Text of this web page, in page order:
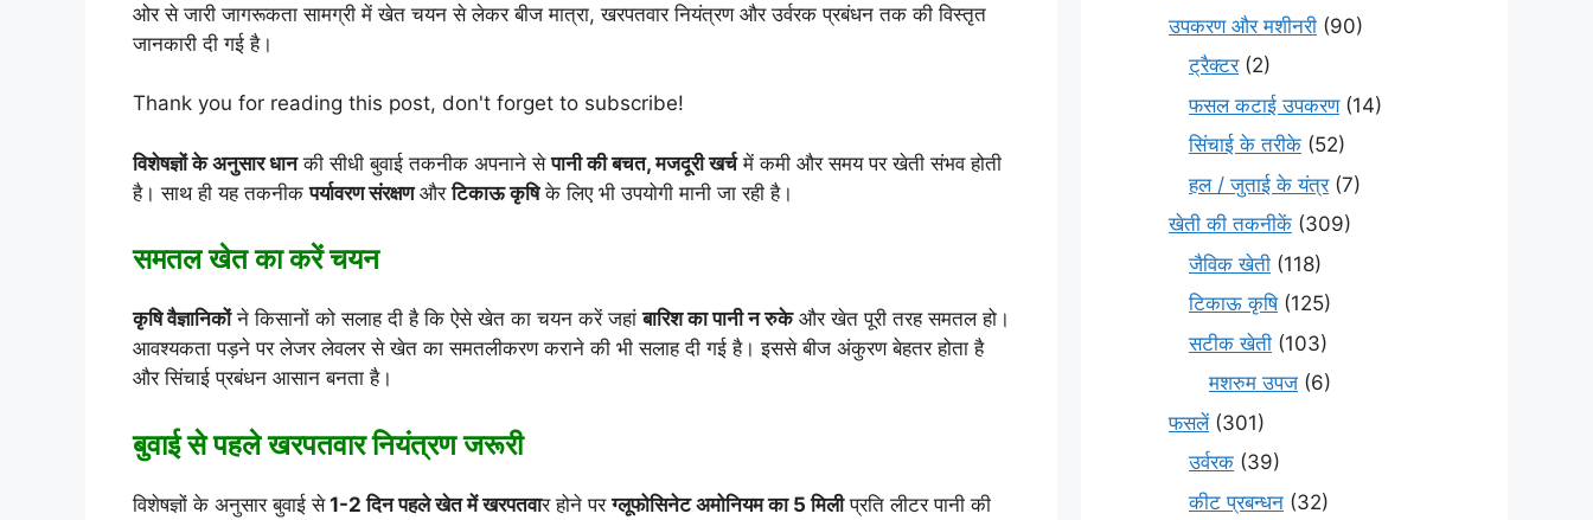
ओर से जारी जागरूकता सामग्री में खेत चयन से लेकर बीज मात्रा, खरपतवार नियंत्रण और उर्वरक प्रबंधन तक की विस्तृत
जानकारी दी गई है।
Thank you for reading this post, don't forget to subscribe!
विशेषज्ञों के अनुसार धानकी सीधी बुवाई तकनीक अपनाने सेपानी की बचत, मजदूरी खर्चमें कमी और समय पर खेती संभव होती
है। साथ ही यह तकनीकपर्यावरण संरक्षणऔरटिकाऊ कृषिके लिए भी उपयोगी मानी जा रही है।
समतल खेत का करें चयन
कृषि वैज्ञानिकोंने किसानों को सलाह दी है कि ऐसे खेत का चयन करें जहांबारिश का पानी न रुकेऔर खेत पूरी तरह समतल हो।
आवश्यकता पड़ने पर लेजर लेवलर से खेत का समतलीकरण कराने की भी सलाह दी गई है। इससे बीज अंकुरण बेहतर होता है
और सिंचाई प्रबंधन आसान बनता है।
बुवाई से पहले खरपतवार नियंत्रण जरूरी
विशेषज्ञों के अनुसार बुवाई से1-2 दिन पहले खेत में खरपतवार होने परग्लूफोसिनेट अमोनियम का 5 मिलीप्रति लीटर पानी की
उपकरण और मशीनरी (90)
ट्रैक्टर(2)
फसल कटाई उपकरण(14)
सिंचाई के तरीके (52)
हल / जुताई के यंत्र(7)
खेती की तकनीकें (309)
जैविक खेती (118)
टिकाऊ कृषि(125)
सटीक खेती (103)
मशरुम उपज (6)
फसलें(301)
उर्वरक (39)
कीट प्रबन्धन (32)